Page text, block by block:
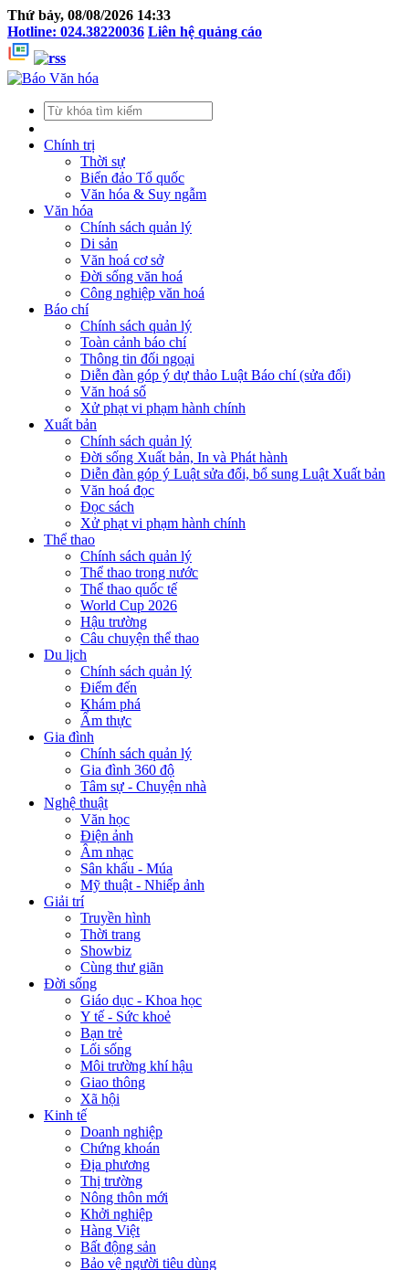
Thứ bảy, 08/08/2026 14:33
Hotline: 024.38220036 Liên hệ quảng cáo
Chính trị
Thời sự
Biển đảo Tổ quốc
Văn hóa & Suy ngẫm
Văn hóa
Chính sách quản lý
Di sản
Văn hoá cơ sở
Đời sống văn hoá
Công nghiệp văn hoá
Báo chí
Chính sách quản lý
Toàn cảnh báo chí
Thông tin đối ngoại
Diễn đàn góp ý dự thảo Luật Báo chí (sửa đổi)
Văn hoá số
Xử phạt vi phạm hành chính
Xuất bản
Chính sách quản lý
Đời sống Xuất bản, In và Phát hành
Diễn đàn góp ý Luật sửa đổi, bổ sung Luật Xuất bản
Văn hoá đọc
Đọc sách
Xử phạt vi phạm hành chính
Thể thao
Chính sách quản lý
Thể thao trong nước
Thể thao quốc tế
World Cup 2026
Hậu trường
Câu chuyện thể thao
Du lịch
Chính sách quản lý
Điểm đến
Khám phá
Ẩm thực
Gia đình
Chính sách quản lý
Gia đình 360 độ
Tâm sự - Chuyện nhà
Nghệ thuật
Văn học
Điện ảnh
Âm nhạc
Sân khấu - Múa
Mỹ thuật - Nhiếp ảnh
Giải trí
Truyền hình
Thời trang
Showbiz
Cùng thư giãn
Đời sống
Giáo dục - Khoa học
Y tế - Sức khoẻ
Bạn trẻ
Lối sống
Môi trường khí hậu
Giao thông
Xã hội
Kinh tế
Doanh nghiệp
Chứng khoán
Địa phương
Thị trường
Nông thôn mới
Khởi nghiệp
Hàng Việt
Bất động sản
Bảo vệ người tiêu dùng